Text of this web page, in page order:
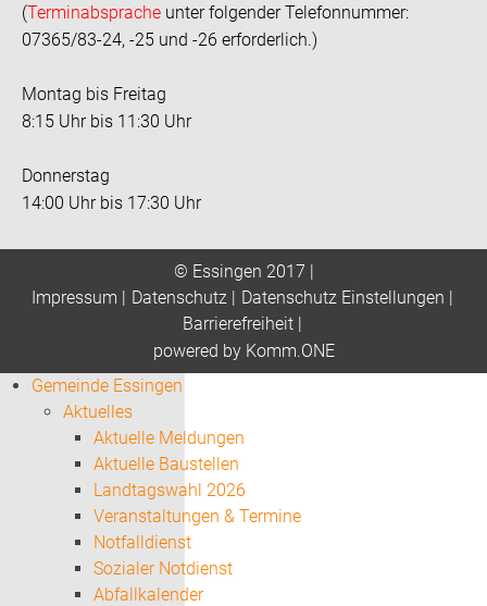
(Terminabsprache unter folgender Telefonnummer:
07365/83-24, -25 und -26 erforderlich.)
Montag bis Freitag
8:15 Uhr bis 11:30 Uhr
Donnerstag
14:00 Uhr bis 17:30 Uhr
© Essingen 2017 |
Impressum | Datenschutz| Datenschutz Einstellungen |
Barrierefreiheit|
powered by Komm.ONE
Gemeinde Essingen
Aktuelles
Aktuelle Meldungen
Aktuelle Baustellen
Landtagswahl 2026
Veranstaltungen & Termine
Notfalldienst
Sozialer Notdienst
Abfallkalender